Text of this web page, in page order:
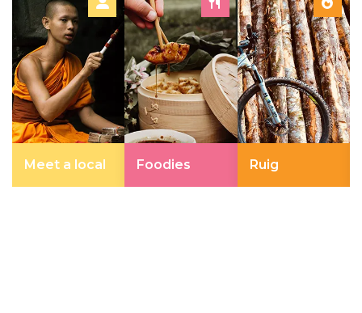
Meet a local Foodies Ruig